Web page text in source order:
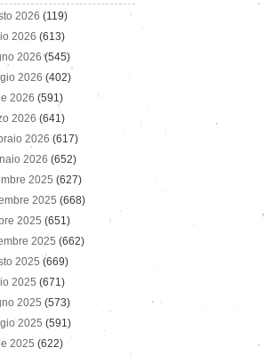
2026 (119)
2026 (613)
2026 (545)
2026 (402)
2026 (591)
2026 (641)
2026 (617)
2026 (652)
2025 (627)
2025 (668)
2025 (651)
2025 (662)
2025 (669)
2025 (671)
2025 (573)
2025 (591)
2025 (622)